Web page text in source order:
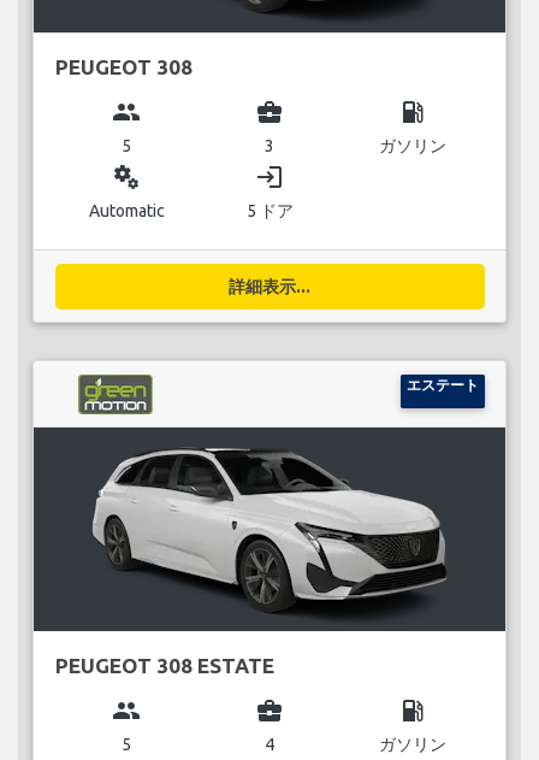
PEUGEOT 308
group
5
business_center
3
local_gas_station
ガソリン
miscellaneous_services
Automatic
login
5 ドア
詳細表示...
エステート
PEUGEOT 308 ESTATE
group
5
business_center
4
local_gas_station
ガソリン